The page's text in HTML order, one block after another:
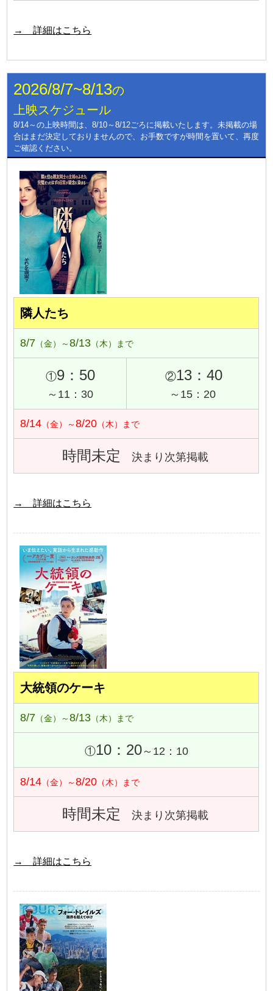
→ 詳細はこちら
2026/8/7~8/13の
上映スケジュール
8/14～の上映時間は、8/10～8/12ごろに掲載いたします。未掲載の場
合はまだ決定しておりませんので、お手数ですが時間を置いて、再度
ご確認ください。
隣人たち
8/7 （金）～8/13 （木）まで
①9：50
～11：30
②13：40
～15：20
8/14 （金）～8/20 （木）まで
時間未定 決まり次第掲載
→ 詳細はこちら
大統領のケーキ
8/7 （金）～8/13 （木）まで
①10：20～12：10
8/14 （金）～8/20 （木）まで
時間未定 決まり次第掲載
→ 詳細はこちら